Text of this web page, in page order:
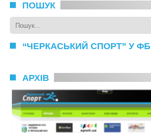
ПОШУК
“ЧЕРКАСЬКИЙ СПОРТ” У ФБ
АРХІВ